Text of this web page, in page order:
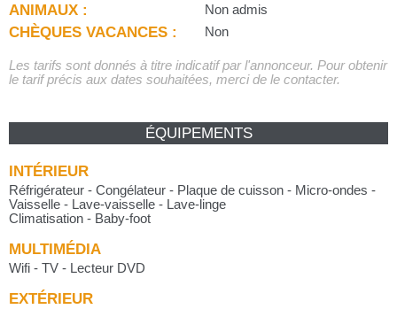
ANIMAUX : Non admis
CHÈQUES VACANCES : Non
Les tarifs sont donnés à titre indicatif par l'annonceur. Pour obtenir
le tarif précis aux dates souhaitées, merci de le contacter.
ÉQUIPEMENTS
INTÉRIEUR
Réfrigérateur - Congélateur - Plaque de cuisson - Micro-ondes -
Vaisselle - Lave-vaisselle - Lave-linge
Climatisation - Baby-foot
MULTIMÉDIA
Wifi - TV - Lecteur DVD
EXTÉRIEUR